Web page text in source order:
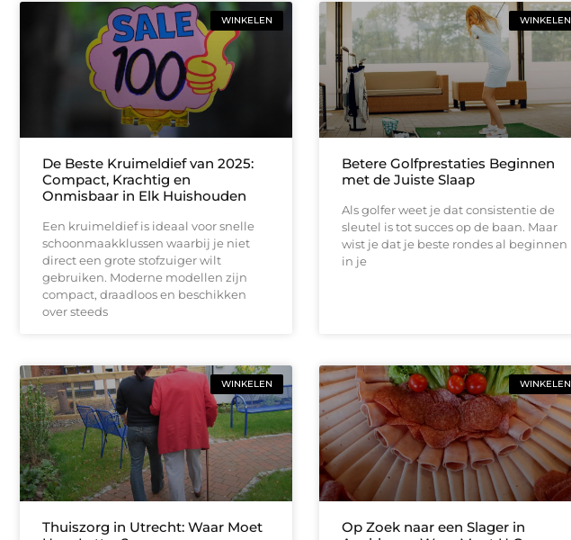
WINKELEN
De Beste Kruimeldief van 2025:
Compact, Krachtig en
Onmisbaar in Elk Huishouden
Een kruimeldief is ideaal voor snelle
schoonmaakklussen waarbij je niet
direct een grote stofzuiger wilt
gebruiken. Moderne modellen zijn
compact, draadloos en beschikken
over steeds
WINKELEN
Betere Golfprestaties Beginnen
met de Juiste Slaap
Als golfer weet je dat consistentie de
sleutel is tot succes op de baan. Maar
wist je dat je beste rondes al beginnen
in je
WINKELEN
Thuiszorg in Utrecht: Waar Moet
WINKELEN
Op Zoek naar een Slager in